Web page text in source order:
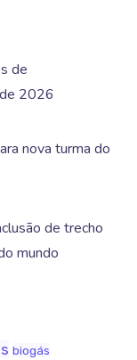
de
2026
nova turma do
de trecho
mundo
biogás